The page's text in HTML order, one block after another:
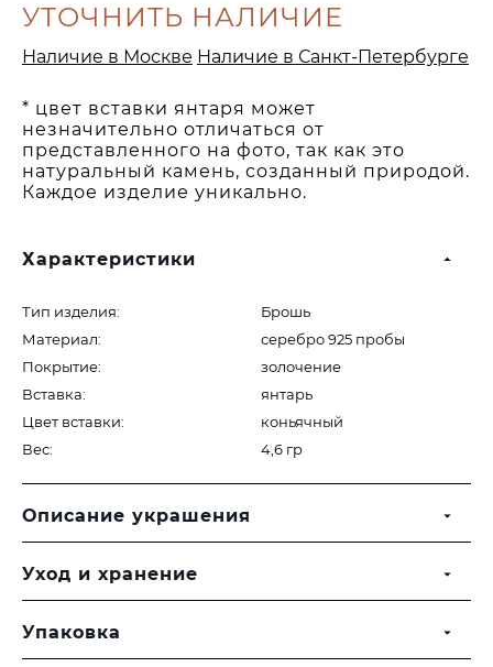
* цвет вставки янтаря может
незначительно отличаться от
представленного на фото, так как это
натуральный камень, созданный природой.
Каждое изделие уникально.
Характеристики
Тип изделия:
Брошь
Материал:
серебро 925 пробы
Покрытие:
золочение
Вставка:
янтарь
Цвет вставки:
коньячный
Вес:
4,6 гр
Описание украшения
Уход и хранение
Упаковка
УТОЧНИТЬ НАЛИЧИЕ
Наличие в Москве Наличие в Санкт-Петербурге